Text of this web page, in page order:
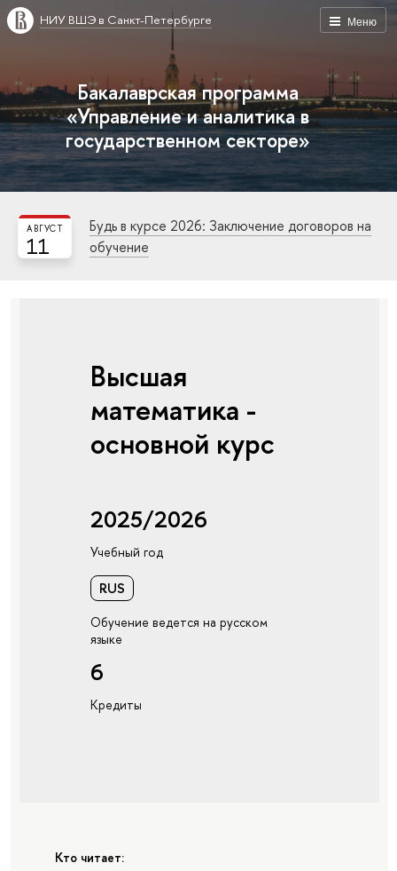
Меню
НИУ ВШЭ в Санкт-Петербурге
Бакалаврская программа
«Управление и аналитика в
государственном секторе»
11
АВГУСТ
Будь в курсе 2026: Заключение договоров на
обучение
Высшая
математика -
основной курс
2025/2026
Учебный год
RUS
Обучение ведется на русском
языке
6
Кредиты
Кто читает: